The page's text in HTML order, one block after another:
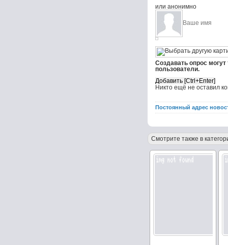
или анонимно
Создавать опрос
пользователи.
Никто ещё не оставил
Постоянный адрес
Смотрите также в